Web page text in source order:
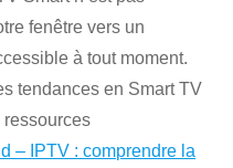
fenêtre vers un
à tout moment.
tendances en Smart TV
ressources
– IPTV : comprendre la